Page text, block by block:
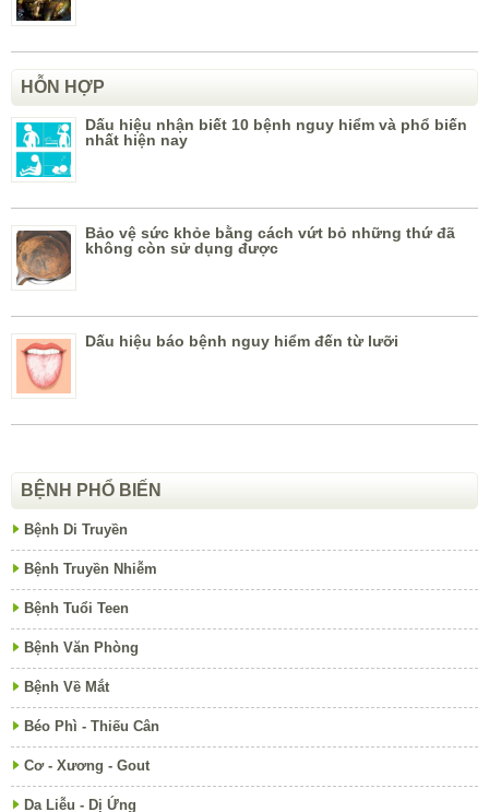
HỖN HỢP
Dấu hiệu nhận biết 10 bệnh nguy hiểm và phổ biến
nhất hiện nay
Bảo vệ sức khỏe bằng cách vứt bỏ những thứ đã
không còn sử dụng được
Dấu hiệu báo bệnh nguy hiểm đến từ lưỡi
BỆNH PHỔ BIẾN
Bệnh Di Truyền
Bệnh Truyền Nhiễm
Bệnh Tuổi Teen
Bệnh Văn Phòng
Bệnh Về Mắt
Béo Phì - Thiếu Cân
Cơ - Xương - Gout
Da Liễu - Dị Ứng